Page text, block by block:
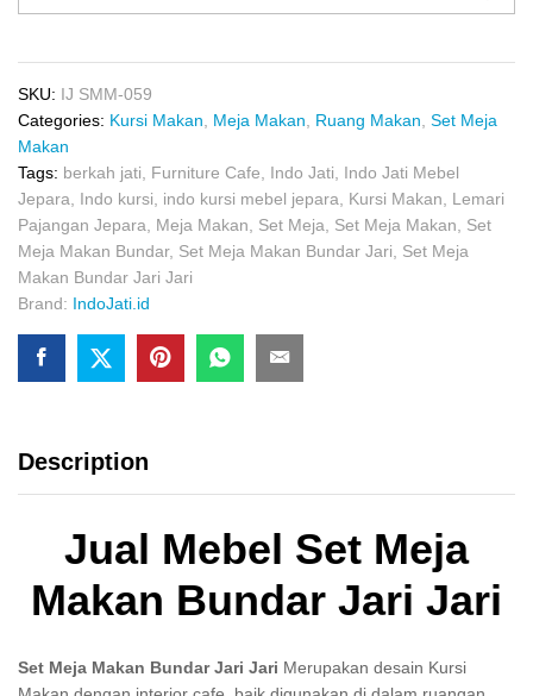
Makan
Jari
Jari
quantity
SKU: IJ SMM-059
Categories: Kursi Makan Meja Makan Ruang Makan Set Meja
Makan
Tags: berkah jati Furniture Cafe Indo Jati
Indo Jati Mebel
Jepara
Indo kursi indo kursi mebel jepara Kursi Makan
Lemari
Pajangan Jepara
Meja Makan Set Meja Set Meja Makan
Set
Meja Makan Bundar, Set Meja Makan Bundar Jari
Set Meja
Makan Bundar Jari Jari
Brand: IndoJati.id
Description
Jual Mebel Set Meja
Makan Bundar Jari Jari
Set Meja Makan Bundar Jari Jari Merupakan desain Kursi